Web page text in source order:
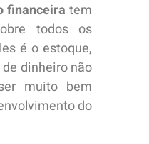
financeira tem
todos os
é o estoque,
dinheiro não
muito bem
do